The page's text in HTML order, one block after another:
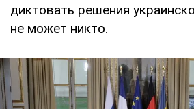
диктовать решения
не может никто.